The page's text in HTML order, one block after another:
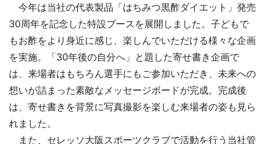
今年は当社の代表製品「はちみつ黒酢ダイエット」発売
30周年を記念した特設ブースを展開しました。子どもで
もお酢をより身近に感じ、楽しんでいただける様々な企画
を実施。「30年後の自分へ」と題した寄せ書き企画で
は、来場者はもちろん選手にもご参加いただき、未来への
想いが詰まった素敵なメッセージボードが完成。完成後
は、寄せ書きを背景に写真撮影を楽しむ来場者の姿も見ら
れました。
また、セレッソ大阪スポーツクラブで活動を行う当社管